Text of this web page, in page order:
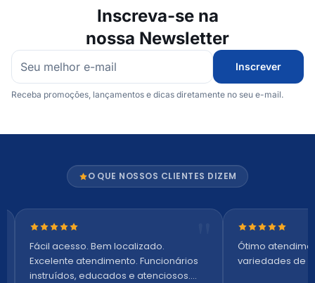
Inscreva-se na
nossa Newsletter
Inscrever
Receba promoções, lançamentos e dicas diretamente no seu e-mail.
O QUE NOSSOS CLIENTES DIZEM
Nota 5 de 5 estrelas
Fácil acesso. Bem localizado.
Excelente atendimento. Funcionários
instruídos, educados e atenciosos.
Nota 5 de 5
Ótimo
variedades de